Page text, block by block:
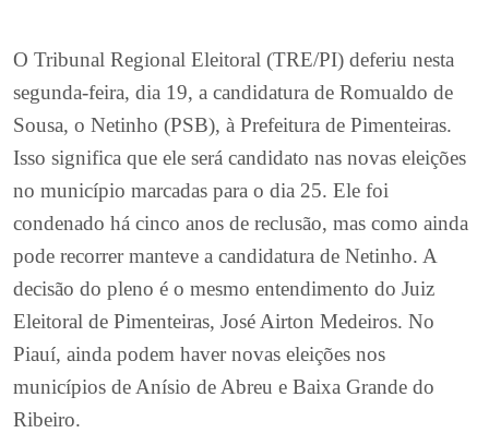
O Tribunal Regional Eleitoral (TRE/PI) deferiu nesta
segunda-feira, dia 19, a candidatura de Romualdo de
Sousa, o Netinho (PSB), à Prefeitura de Pimenteiras.
Isso significa que ele será candidato nas novas eleições
no município marcadas para o dia 25. Ele foi
condenado há cinco anos de reclusão, mas como ainda
pode recorrer manteve a candidatura de Netinho. A
decisão do pleno é o mesmo entendimento do Juiz
Eleitoral de Pimenteiras, José Airton Medeiros. No
Piauí, ainda podem haver novas eleições nos
municípios de Anísio de Abreu e Baixa Grande do
Ribeiro.